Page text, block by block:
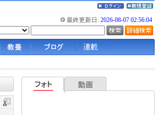
最終更新日: 2026-08-07 02:56:04